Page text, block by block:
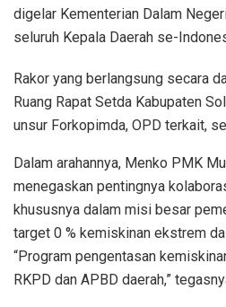
digelar Kementerian Dalam
seluruh Kepala Daerah se-
Rakor yang berlangsung secara
Ruang Rapat Setda Kabupaten
unsur Forkopimda, OPD terkait,
Dalam arahannya, Menko PMK
menegaskan pentingnya
khususnya dalam misi besar
target 0 % kemiskinan ekstrem
“Program pengentasan
RKPD dan APBD daerah,”